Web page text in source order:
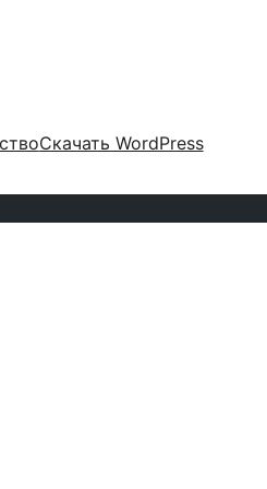
Скачать WordPress